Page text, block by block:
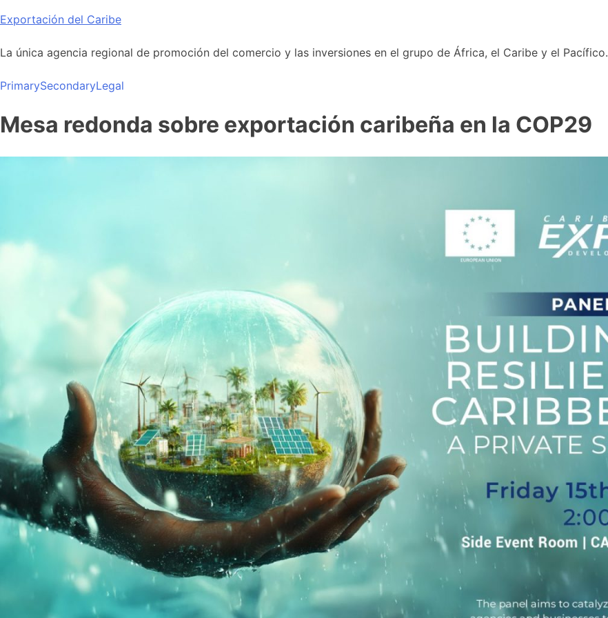
Skip
content
Exportación del Caribe
La única agencia regional de promoción del comercio y las inversiones en el grupo de África, el Caribe y el Pacífico.
PrimarySecondaryLegal
Mesa redonda sobre exportación caribeña en la COP29